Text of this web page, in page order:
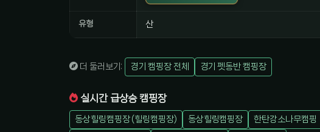
유형 산
더 둘러보기: 경기 캠핑장 전체 경기 펫동반 캠핑장
실시간 급상승 캠핑장
동상힐링캠핑장 (힐링캠핑장) 동상힐링캠핑장 한탄강소나무캠핑